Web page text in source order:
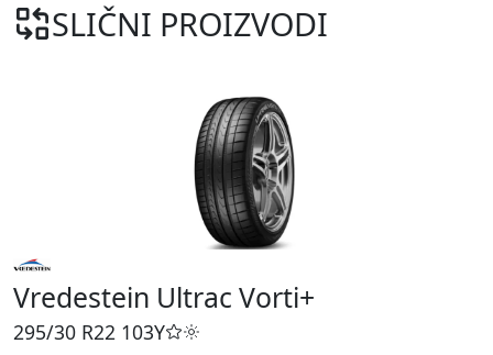
SLIČNI PROIZVODI
Vredestein Ultrac Vorti+
295/30 R22 103Y